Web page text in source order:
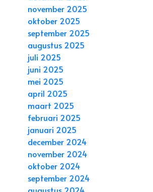
november 2025
oktober 2025
september 2025
augustus 2025
juli 2025
juni 2025
mei 2025
april 2025
maart 2025
februari 2025
januari 2025
december 2024
november 2024
oktober 2024
september 2024